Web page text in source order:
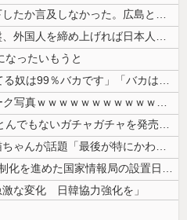
ロシア「高市は誰が原爆を投下したか言及しなかった。広島と長崎に落ちたの...
サンモニ「永住権は生活の基盤、外国人を締め上げれば日本人が生きやすくな...
なったいもうと
彫り師歴23年「タトゥー入れてる奴は99％バカです」「バカは5000円...
【画像】 PS6と新型PSPのリーク写真ｗｗｗｗｗｗｗｗｗｗｗｗｗｗｗ...
【画像】 ちびまる子ちゃん、とんでもないガチャガチャを発売してしまうｗ...
【動画】愛しすぎるおばかな猫ちゃんが話題「最後が特にかわいいｗ」
（ ´_ゝ`）中国「高市政権が法制化を進めた国家情報局の設置日が7月3...
な変化 日韓協力強化を」